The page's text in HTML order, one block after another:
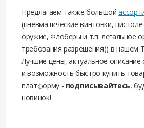
Предлагаем также большой
(пневматические винтовки,
оружие, Флоберы и т.п. легальное
требования разрешения)) в нашем
Лучшие цены, актуальное описание
и возможность быстро купить
платформу - подписывайтесь,
новинок!